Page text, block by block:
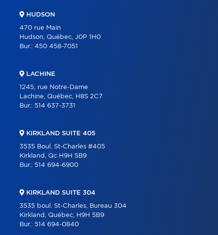
CONTACT
HUDSON
470 rue Main
Hudson, Québec, J0P 1H0
Bur.: 450 458-7051
LACHINE
1245, rue Notre-Dame
Lachine, Québec, H8S 2C7
Bur.: 514 637-3731
KIRKLAND SUITE 405
3535 Boul. St-Charles #405
Kirkland, Qc H9H 5B9
Bur.: 514 694-6900
KIRKLAND SUITE 304
3535 boul. St-Charles, Bureau 304
Kirkland, Québec, H9H 5B9
Bur.: 514 694-0840